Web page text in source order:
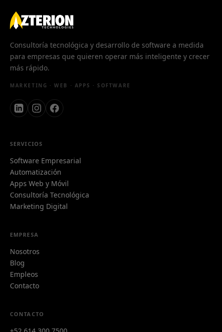
Consultoría tecnológica y desarrollo de software a medida
para empresas que quieren operar más inteligente y crecer
más rápido.
MARKETING · WEB · APPS · SOFTWARE
SERVICIOS
Software Empresarial
Automatización
Apps Web y Móvil
Consultoría Tecnológica
Marketing Digital
EMPRESA
Nosotros
Blog
Empleos
Contacto
CONTACTO
A Azi